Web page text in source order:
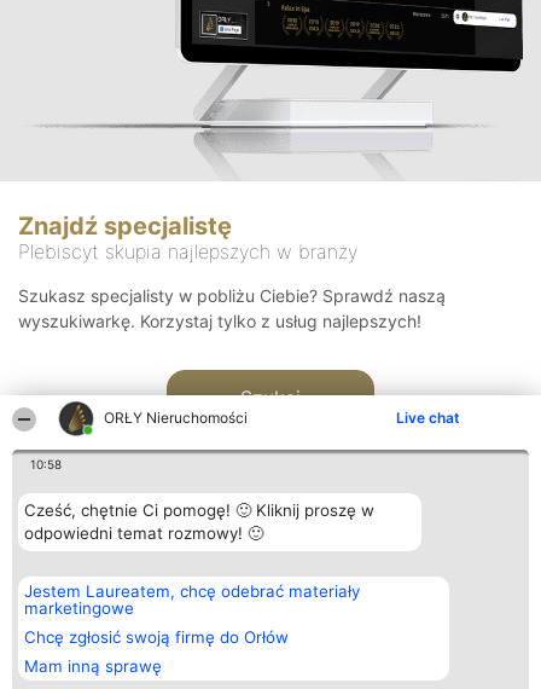
ORŁY Nieruchomości Live chat
10:58
Cześć, chętnie Ci pomogę! 🙂 Kliknij proszę w
odpowiedni temat rozmowy! 🙂
Jestem Laureatem, chcę odebrać materiały
marketingowe
Chcę zgłosić swoją firmę do Orłów
Mam inną sprawę
Znajdź specjalistę
Plebiscyt skupia najlepszych w branży
Szukasz specjalisty w pobliżu Ciebie? Sprawdź naszą
wyszukiwarkę. Korzystaj tylko z usług najlepszych!
Szukaj
Organizator plebiscytu
Bright Side Solutions sp. z o.
o. sp. k.
ul. Ruska 22
Wrocław 50-079
KRS 0000749100 | Regon
381313360 | NIP 8943132676
Plebiscyt
Laureaci
wszystkich
Laureatów
Regulamin
Kontakt
Kontakt